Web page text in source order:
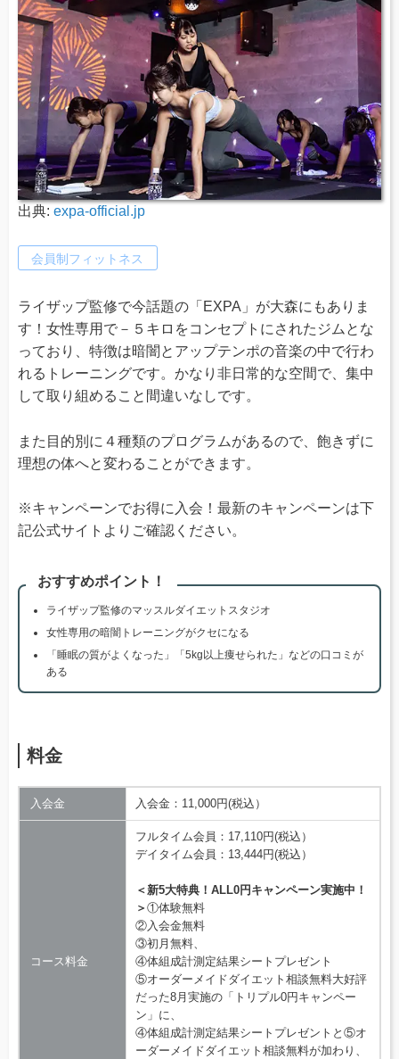
出典: expa-official.jp
会員制フィットネス
ライザップ監修で今話題の「EXPA」が大森にもありま
す！女性専用で－５キロをコンセプトにされたジムとな
っており、特徴は暗闇とアップテンポの音楽の中で行わ
れるトレーニングです。かなり非日常的な空間で、集中
して取り組めること間違いなしです。
また目的別に４種類のプログラムがあるので、飽きずに
理想の体へと変わることができます。
※キャンペーンでお得に入会！最新のキャンペーンは下
記公式サイトよりご確認ください。
おすすめポイント！
ライザップ監修のマッスルダイエットスタジオ
女性専用の暗闇トレーニングがクセになる
「睡眠の質がよくなった」「5kg以上痩せられた」などの口コミが
ある
料金
入会金 入会金：11,000円(税込）
コース料金
フルタイム会員：17,110円(税込）
デイタイム会員：13,444円(税込）
＜新5大特典！ALL0円キャンペーン実施中！
＞ ①体験無料
②入会金無料
③初月無料、
④体組成計測定結果シートプレゼント
⑤オーダーメイドダイエット相談無料大好評
だった8月実施の「トリプル0円キャンペー
ン」に、
④体組成計測定結果シートプレゼントと⑤オ
ーダーメイドダイエット相談無料が加わり、